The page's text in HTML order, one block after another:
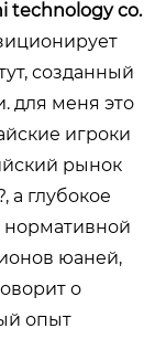
technology co.
созданный
для меня это
игроки
рынок
а глубокое
нормативной
юаней,
о
опыт